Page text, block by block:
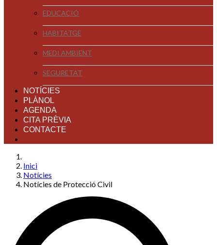
EDUCACIÓ
HABITATGE
MEDI AMBIENT
SEGURETAT
NOTÍCIES
PLÀNOL
AGENDA
CITA PRÈVIA
CONTACTE
Inici
Notícies
Notícies de Protecció Civil